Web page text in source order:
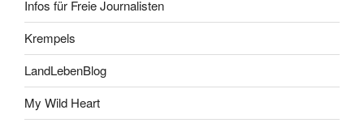
Infos für Freie Journalisten
Krempels
LandLebenBlog
My Wild Heart